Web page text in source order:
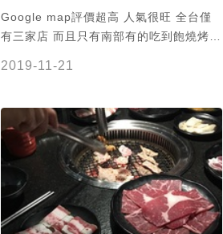
Google map評價超高 人氣很旺 全台僅
有三家店 而且只有南部有的吃到飽燒烤店
肉還行海鮮也很新鮮 - 不過我家真的很不
適合去吃吃到飽 才過一小時戰鬥力就歸零
了.. 看來當不成逐鹿英雄了😂😂😂 #嘉義
#嘉義美食 #碳烤 #碳烤吃到飽
2019-11-21